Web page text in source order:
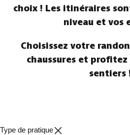
choix ! Les itinéraires
niveau et vos
Choisissez votre
chaussures et profitez
sentiers
Type de pratique